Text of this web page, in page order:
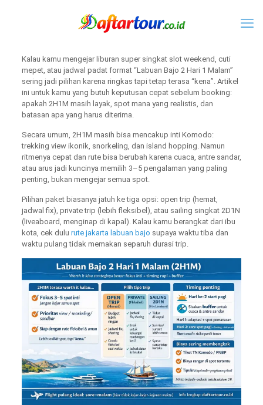
Kalau kamu mengejar liburan super singkat slot weekend, cuti
mepet, atau jadwal padat format “Labuan Bajo 2 Hari 1 Malam”
sering jadi pilihan karena ringkas tapi tetap terasa “kena”. Artikel
ini untuk kamu yang butuh keputusan cepat sebelum booking:
apakah 2H1M masih layak, spot mana yang realistis, dan
batasan apa yang harus diterima.
Secara umum, 2H1M masih bisa mencakup inti Komodo:
trekking view ikonik, snorkeling, dan island hopping. Namun
ritmenya cepat dan rute bisa berubah karena cuaca, antre sandar,
atau arus jadi kuncinya memilih 3–5 pengalaman yang paling
penting, bukan mengejar semua spot.
Pilihan paket biasanya jatuh ke tiga opsi: open trip (hemat,
jadwal fix), private trip (lebih fleksibel), atau sailing singkat 2D1N
(liveaboard, menginap di kapal). Kalau kamu berangkat dari ibu
kota, cek dulu rute jakarta labuan bajo supaya waktu tiba dan
waktu pulang tidak memakan separuh durasi trip.